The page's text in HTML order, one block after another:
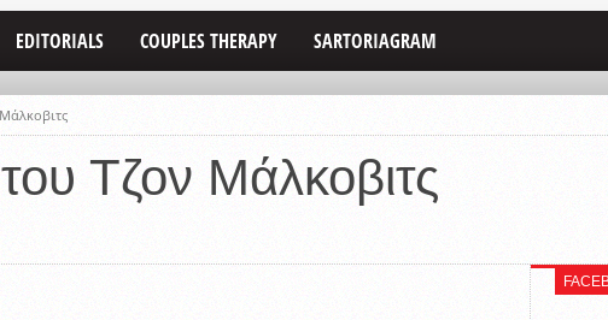
EDITORIALS COUPLES THERAPY SARTORIAGRAM
Τζον Μάλκοβιτς